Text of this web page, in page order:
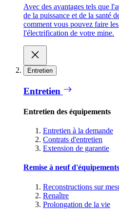
Avec des avantages tels que
de la puissance et de la santé
comment vous pouvez faire
l'électrification de votre mine.
Entretien
Entretien
Entretien des équipements
Entretien à la demande
Contrats d'entretien
Extension de garantie
Remise à neuf d'équipements
Reconstructions sur
Renaître
Prolongation de la vie